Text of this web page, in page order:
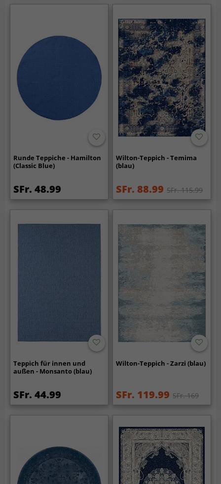
Runde Teppiche - Hamilton
(Classic Blue)
SFr. 48.99
Wilton-Teppich - Temima
(blau)
SFr. 88.99 SFr. 115.99
Teppich für innen und
außen - Monsanto (blau)
SFr. 44.99
Wilton-Teppich - Zarzi (blau)
SFr. 119.99 SFr. 169